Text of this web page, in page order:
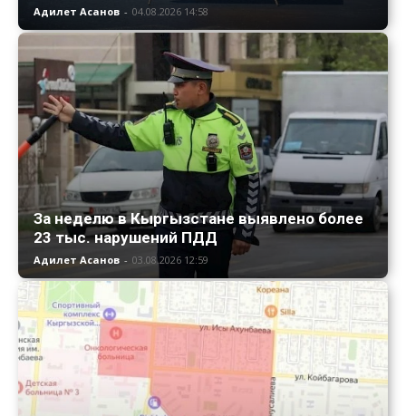
Адилет Асанов - 04.08.2026 14:58
За неделю в Кыргызстане выявлено более
23 тыс. нарушений ПДД
Адилет Асанов - 03.08.2026 12:59